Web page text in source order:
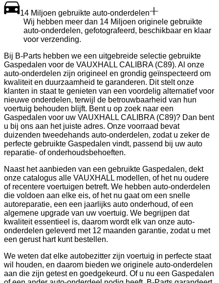
14 Miljoen gebruikte auto-onderdelen
Wij hebben meer dan 14 Miljoen originele gebruikte
auto-onderdelen, gefotografeerd, beschikbaar en klaar
voor verzending.
Bij B-Parts hebben we een uitgebreide selectie gebruikte
Gaspedalen voor de VAUXHALL CALIBRA (C89). Al onze
auto-onderdelen zijn origineel en grondig geïnspecteerd om
kwaliteit en duurzaamheid te garanderen. Dit stelt onze
klanten in staat te genieten van een voordelig alternatief voor
nieuwe onderdelen, terwijl de betrouwbaarheid van hun
voertuig behouden blijft. Bent u op zoek naar een
Gaspedalen voor uw VAUXHALL CALIBRA (C89)? Dan bent
u bij ons aan het juiste adres. Onze voorraad bevat
duizenden tweedehands auto-onderdelen, zodat u zeker de
perfecte gebruikte Gaspedalen vindt, passend bij uw auto
reparatie- of onderhoudsbehoeften.
Naast het aanbieden van een gebruikte Gaspedalen, dekt
onze catalogus alle VAUXHALL modellen, of het nu oudere
of recentere voertuigen betreft. We hebben auto-onderdelen
die voldoen aan elke eis, of het nu gaat om een snelle
autoreparatie, een een jaarlijks auto onderhoud, of een
algemene upgrade van uw voertuig. We begrijpen dat
kwaliteit essentieel is, daarom wordt elk van onze auto-
onderdelen geleverd met 12 maanden garantie, zodat u met
een gerust hart kunt bestellen.
We weten dat elke autobezitter zijn voertuig in perfecte staat
wil houden, en daarom bieden we originele auto-onderdelen
aan die zijn getest en goedgekeurd. Of u nu een Gaspedalen